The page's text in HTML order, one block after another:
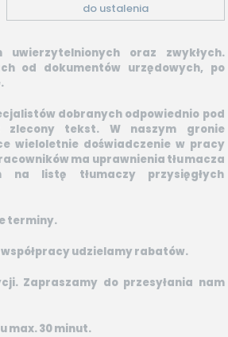
do ustalenia
uwierzytelnionych oraz zwykłych.
od dokumentów urzędowych, po
dobranych odpowiednio pod
zlecony tekst. W naszym gronie
wieloletnie doświadczenie w pracy
ma uprawnienia tłumacza
na listę tłumaczy przysięgłych
terminy.
udzielamy rabatów.
Zapraszamy do przesyłania nam
max. 30 minut.